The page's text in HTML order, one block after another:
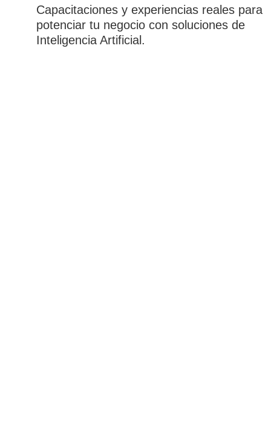
Capacitaciones y experiencias reales para
potenciar tu negocio con soluciones de
Inteligencia Artificial.